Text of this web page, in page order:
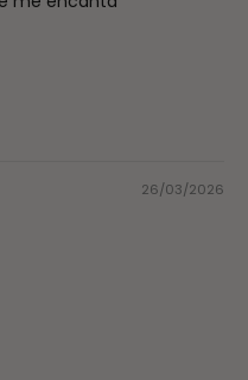
26/03/2026